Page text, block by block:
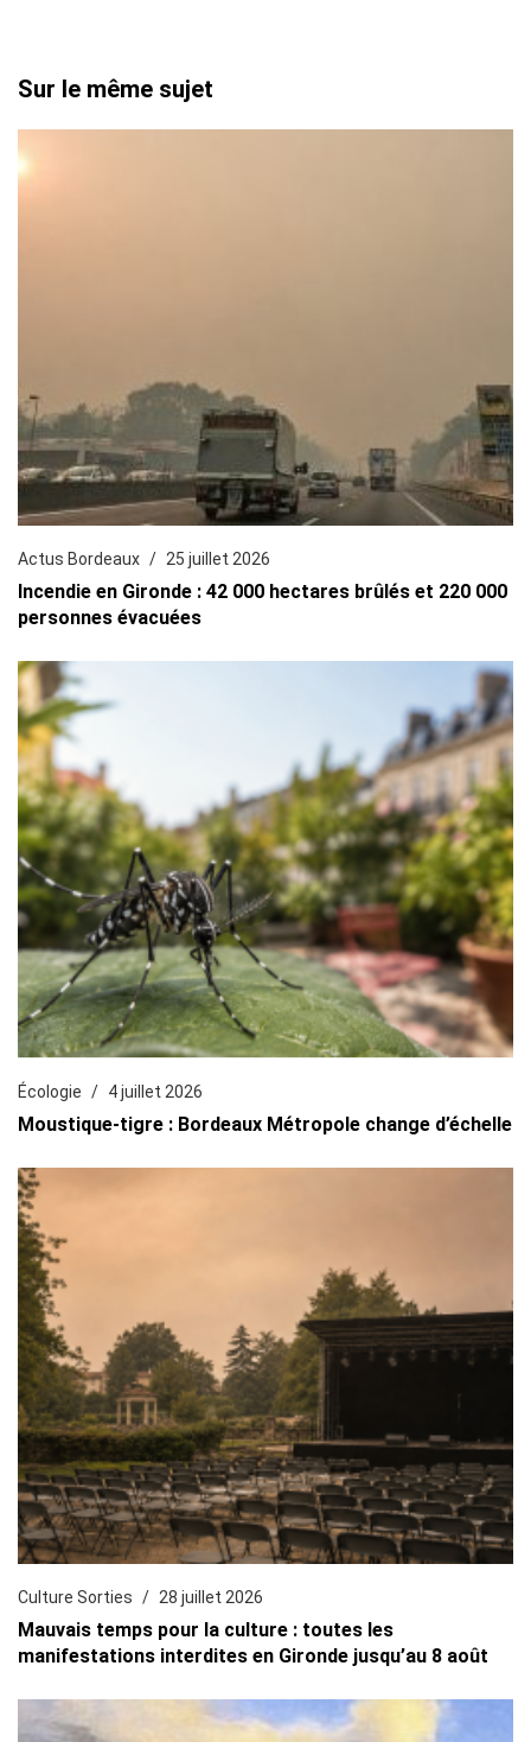
Sur le même sujet
Actus Bordeaux 25 juillet 2026
Incendie en Gironde : 42 000 hectares brûlés et 220 000
personnes évacuées
Écologie 4 juillet 2026
Moustique-tigre : Bordeaux Métropole change d’échelle
Culture Sorties 28 juillet 2026
Mauvais temps pour la culture : toutes les
manifestations interdites en Gironde jusqu’au 8 août